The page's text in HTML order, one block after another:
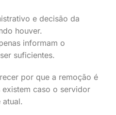
e decisão da
houver.
informam o
suficientes.
por que a remoção é
existem caso o servidor
atual.